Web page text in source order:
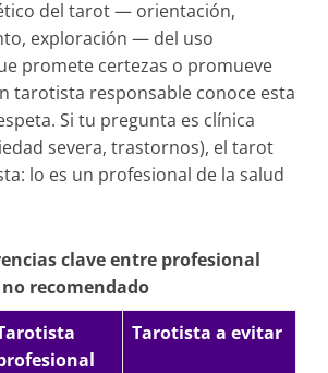
del tarot — orientación,
exploración — del uso
promete certezas o promueve
tarotista responsable conoce esta
Si tu pregunta es clínica
severa, trastornos), el tarot
lo es un profesional de la salud
clave entre profesional
recomendado
Tarotista a evitar